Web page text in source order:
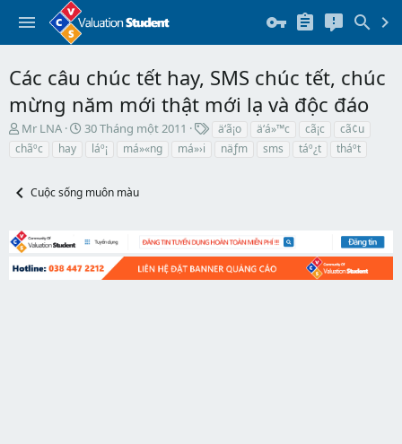
Các câu chúc tết hay, SMS chúc tết, chúc
mừng năm mới thật mới lạ và độc đáo
T
h
a
t
a
r
Mr LNA
N
b
đ
u
30 Tháng một 2011 ä‘ã¡o ä‘á»™c cã¡c
cã¢u
chãºc
hay láº¡ má»«ng má»›i näƒm sms táº¿t tháº­t
Cuộc sống muôn màu